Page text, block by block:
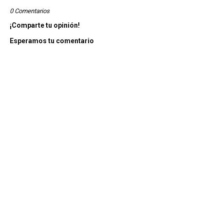
0 Comentarios
¡Comparte tu opinión!
Esperamos tu comentario